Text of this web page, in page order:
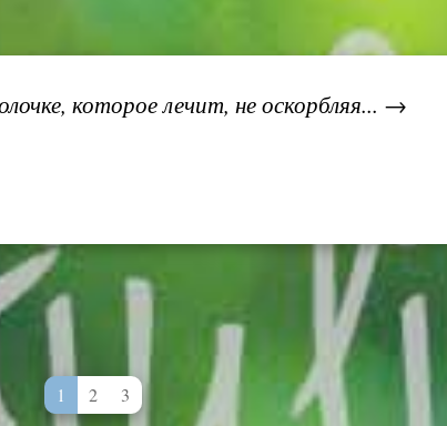
которое лечит, не оскорбляя... →
1 2 3